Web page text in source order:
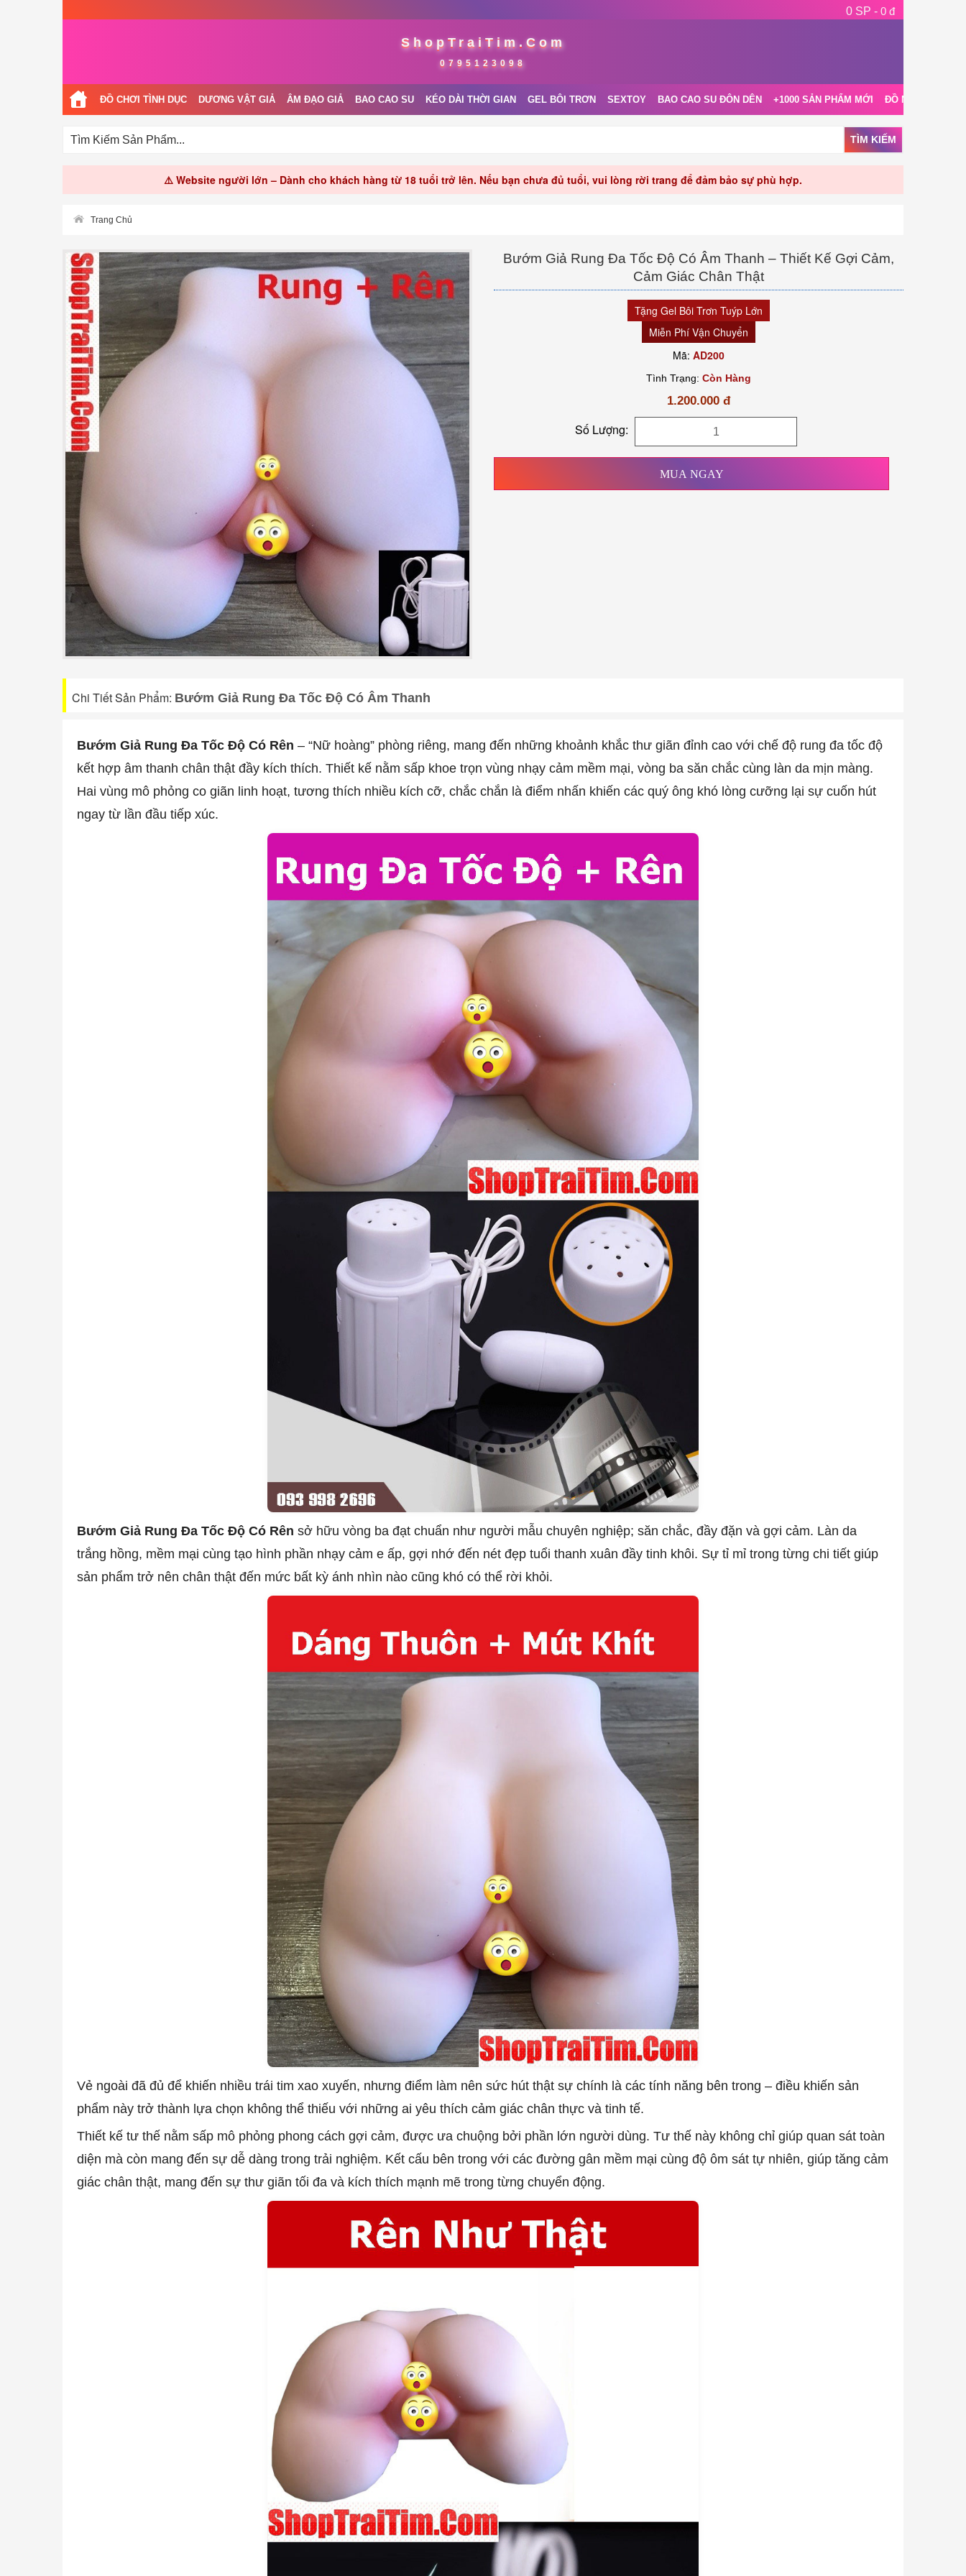
0 SP - 0 đ
ShopTraiTim.Com
0795123098
ĐỒ CHƠI TÌNH DỤC DƯƠNG VẬT GIẢ ÂM ĐẠO GIẢ BAO CAO SU KÉO DÀI THỜI GIAN GEL BÔI TRƠN SEXTOY BAO CAO SU ĐÔN DÊN +1000 SẢN PHẨM MỚI ĐỒ NGỦ NỘI Y
TÌM KIẾM
⚠️ Website người lớn – Dành cho khách hàng từ 18 tuổi trở lên. Nếu bạn chưa đủ tuổi, vui lòng rời trang để đảm bảo sự phù hợp.
Trang Chủ
Bướm Giả Rung Đa Tốc Độ Có Âm Thanh – Thiết Kế Gợi Cảm,
Cảm Giác Chân Thật
Tặng Gel Bôi Trơn Tuýp Lớn
Miễn Phí Vận Chuyển
Mã: AD200
Tình Trạng: Còn Hàng
1.200.000 đ
Số Lượng:
MUA NGAY
Chi Tiết Sản Phẩm: Bướm Giả Rung Đa Tốc Độ Có Âm Thanh
Bướm Giả Rung Đa Tốc Độ Có Rên – “Nữ hoàng” phòng riêng, mang đến những khoảnh khắc thư giãn đỉnh cao với chế độ rung đa tốc độ
kết hợp âm thanh chân thật đầy kích thích. Thiết kế nằm sấp khoe trọn vùng nhạy cảm mềm mại, vòng ba săn chắc cùng làn da mịn màng.
Hai vùng mô phỏng co giãn linh hoạt, tương thích nhiều kích cỡ, chắc chắn là điểm nhấn khiến các quý ông khó lòng cưỡng lại sự cuốn hút
ngay từ lần đầu tiếp xúc.
Bướm Giả Rung Đa Tốc Độ Có Rên sở hữu vòng ba đạt chuẩn như người mẫu chuyên nghiệp; săn chắc, đầy đặn và gợi cảm. Làn da
trắng hồng, mềm mại cùng tạo hình phần nhạy cảm e ấp, gợi nhớ đến nét đẹp tuổi thanh xuân đầy tinh khôi. Sự tỉ mỉ trong từng chi tiết giúp
sản phẩm trở nên chân thật đến mức bất kỳ ánh nhìn nào cũng khó có thể rời khỏi.
Vẻ ngoài đã đủ để khiến nhiều trái tim xao xuyến, nhưng điểm làm nên sức hút thật sự chính là các tính năng bên trong – điều khiến sản
phẩm này trở thành lựa chọn không thể thiếu với những ai yêu thích cảm giác chân thực và tinh tế.
Thiết kế tư thế nằm sấp mô phỏng phong cách gợi cảm, được ưa chuộng bởi phần lớn người dùng. Tư thế này không chỉ giúp quan sát toàn
diện mà còn mang đến sự dễ dàng trong trải nghiệm. Kết cấu bên trong với các đường gân mềm mại cùng độ ôm sát tự nhiên, giúp tăng cảm
giác chân thật, mang đến sự thư giãn tối đa và kích thích mạnh mẽ trong từng chuyển động.